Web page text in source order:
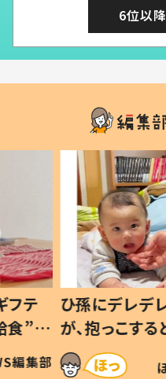
6位以
フテ
食”を
の親
編集部
ひ孫にデレデ
が、抱っこす
「涙が出ました